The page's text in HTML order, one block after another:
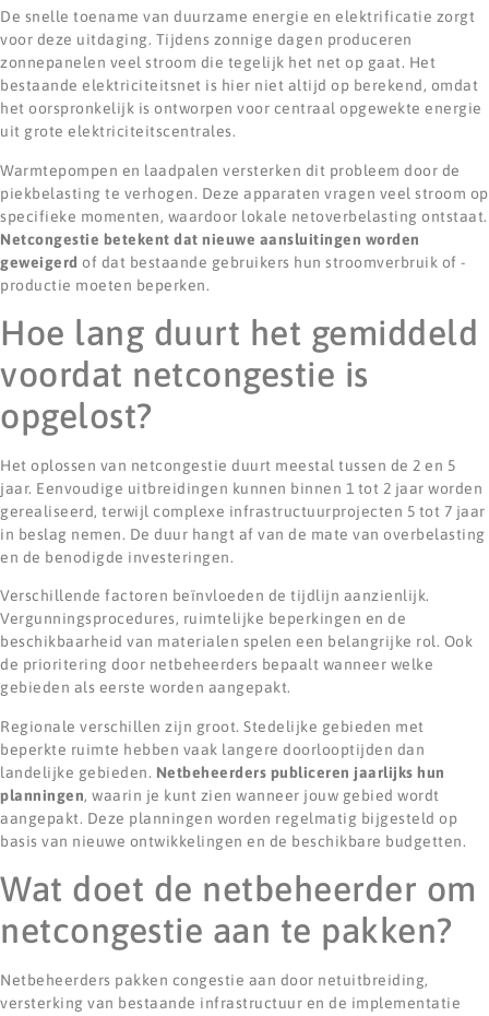
De snelle toename van duurzame energie en elektrificatie zorgt
voor deze uitdaging. Tijdens zonnige dagen produceren
zonnepanelen veel stroom die tegelijk het net op gaat. Het
bestaande elektriciteitsnet is hier niet altijd op berekend, omdat
het oorspronkelijk is ontworpen voor centraal opgewekte energie
uit grote elektriciteitscentrales.
Warmtepompen en laadpalen versterken dit probleem door de
piekbelasting te verhogen. Deze apparaten vragen veel stroom op
specifieke momenten, waardoor lokale netoverbelasting ontstaat.
Netcongestie betekent dat nieuwe aansluitingen worden
geweigerd of dat bestaande gebruikers hun stroomverbruik of -
productie moeten beperken.
Hoe lang duurt het gemiddeld
voordat netcongestie is
opgelost?
Het oplossen van netcongestie duurt meestal tussen de 2 en 5
jaar. Eenvoudige uitbreidingen kunnen binnen 1 tot 2 jaar worden
gerealiseerd, terwijl complexe infrastructuurprojecten 5 tot 7 jaar
in beslag nemen. De duur hangt af van de mate van overbelasting
en de benodigde investeringen.
Verschillende factoren beïnvloeden de tijdlijn aanzienlijk.
Vergunningsprocedures, ruimtelijke beperkingen en de
beschikbaarheid van materialen spelen een belangrijke rol. Ook
de prioritering door netbeheerders bepaalt wanneer welke
gebieden als eerste worden aangepakt.
Regionale verschillen zijn groot. Stedelijke gebieden met
beperkte ruimte hebben vaak langere doorlooptijden dan
landelijke gebieden. Netbeheerders publiceren jaarlijks hun
planningen, waarin je kunt zien wanneer jouw gebied wordt
aangepakt. Deze planningen worden regelmatig bijgesteld op
basis van nieuwe ontwikkelingen en de beschikbare budgetten.
Wat doet de netbeheerder om
netcongestie aan te pakken?
Netbeheerders pakken congestie aan door netuitbreiding,
versterking van bestaande infrastructuur en de implementatie